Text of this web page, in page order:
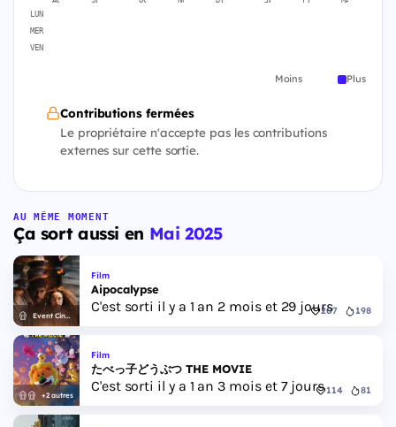
LUN
MER
VEN
Moins Plus
Contributions fermées
Le propriétaire n'accepte pas les contributions
externes sur cette sortie.
AU MÊME MOMENT
Ça sort aussi en Mai 2025
Event Cinemas
Film
Aipocalypse
C'est sorti il y a 1 an 2 mois et 29 jours
207 198
+2 autres
Film
たべっ子どうぶつ THE MOVIE
C'est sorti il y a 1 an 3 mois et 7 jours 114 81